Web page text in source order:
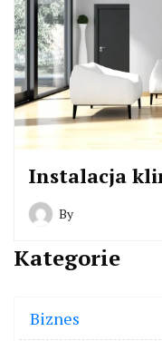
Instalacja
By
Kategorie
Biznes